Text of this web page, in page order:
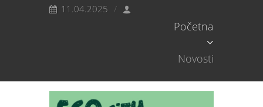
11.04.2025
Početna
Novosti